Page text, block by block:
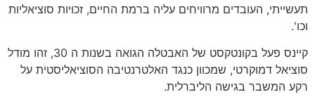
תעשייתי, העובדים מרוויחים עליה ברמת החיים, זכויות סוציאליות
וכו'.
קיינס פעל בקונטקסט של האבטלה הגואה בשנות ה 30, זהו מודל
סוציאל דמוקרטי, שמכוון כנגד האלטרנטיבה הסוציאליסטית על
רקע המשבר בגישה הליברלית.